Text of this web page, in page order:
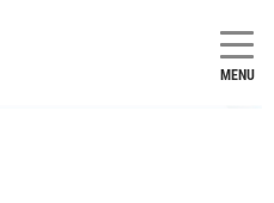
MENU